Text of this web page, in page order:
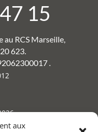
aux
15
RCS Marseille,
623.
.